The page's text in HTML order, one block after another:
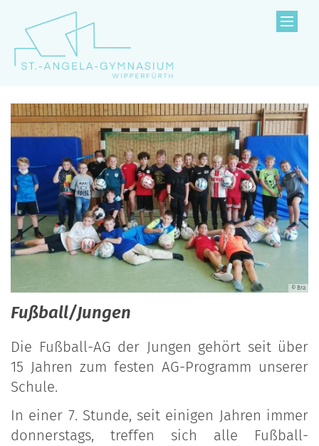
Zum Inhalt springen
© Bra
Fußball/Jungen
Die Fußball-AG der Jungen gehört seit über
15 Jahren zum festen AG-Programm unserer
Schule.
In einer 7. Stunde, seit einigen Jahren immer
donnerstags, treffen sich alle Fußball-